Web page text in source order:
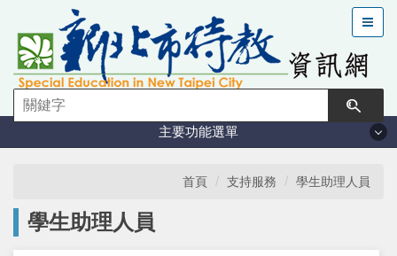
到
主
要
容
主要功能選單
特教現況
首頁 支持服務 學生助理人員
學生助理人員